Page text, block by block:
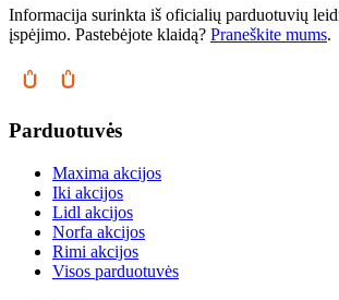
Informacija surinkta iš oficialių parduotuvių
įspėjimo. Pastebėjote klaidą? Praneškite mums.
Parduotuvės
Maxima akcijos
Iki akcijos
Lidl akcijos
Norfa akcijos
Rimi akcijos
Visos parduotuvės